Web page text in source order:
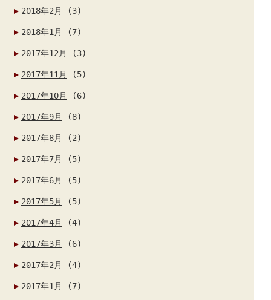
2018年2月 (3)
2018年1月 (7)
2017年12月 (3)
2017年11月 (5)
2017年10月 (6)
2017年9月 (8)
2017年8月 (2)
2017年7月 (5)
2017年6月 (5)
2017年5月 (5)
2017年4月 (4)
2017年3月 (6)
2017年2月 (4)
2017年1月 (7)